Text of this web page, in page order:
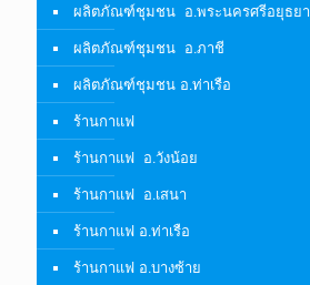
ผลิตภัณฑ์ชุมชน อ.พระนครศรีอยุธยา
ผลิตภัณฑ์ชุมชน อ.ภาชี
ผลิตภัณฑ์ชุมชน อ.ท่าเรือ
ร้านกาแฟ
ร้านกาแฟ อ.วังน้อย
ร้านกาแฟ อ.เสนา
ร้านกาแฟ อ.ท่าเรือ
ร้านกาแฟ อ.บางซ้าย